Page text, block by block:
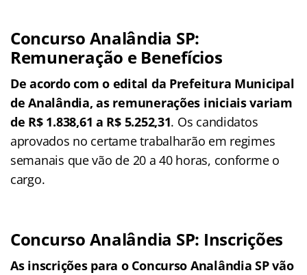
Concurso Analândia SP:
Remuneração e Benefícios
De acordo com o edital da Prefeitura Municipal
de Analândia, as remunerações iniciais variam
de R$ 1.838,61 a R$ 5.252,31. Os candidatos
aprovados no certame trabalharão em regimes
semanais que vão de 20 a 40 horas, conforme o
cargo.
Concurso Analândia SP: Inscrições
As inscrições para o Concurso Analândia SP vão